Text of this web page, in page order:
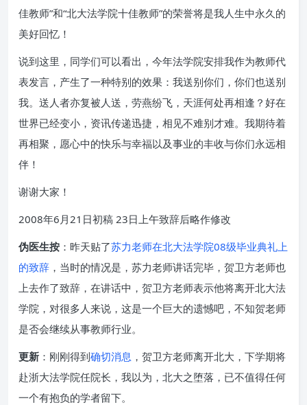
佳教师”和“北大法学院十佳教师”的荣誉将是我人生中永久的
美好回忆！
说到这里，同学们可以看出，今年法学院安排我作为教师代
表发言，产生了一种特别的效果：我送别你们，你们也送别
我。送人者亦复被人送，劳燕纷飞，天涯何处再相逢？好在
世界已经变小，资讯传递迅捷，相见不难别才难。我期待着
再相聚，愿心中的快乐与幸福以及事业的丰收与你们永远相
伴！
谢谢大家！
2008年6月21日初稿 23日上午致辞后略作修改
伪医生按 ：昨天贴了苏力老师在北大法学院08级毕业典礼上
的致辞 ，当时的情况是，苏力老师讲话完毕，贺卫方老师也
上去作了致辞，在讲话中，贺卫方老师表示他将离开北大法
学院，对很多人来说，这是一个巨大的遗憾吧，不知贺老师
是否会继续从事教师行业。
更新 ：刚刚得到确切消息 ，贺卫方老师离开北大，下学期将
赴浙大法学院任院长，我以为，北大之堕落，已不值得任何
一个有抱负的学者留下。